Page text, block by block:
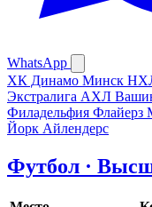
WhatsApp
ХК Динамо Минск
Экстралига АХЛ
Филадельфия Флайерз
Йорк Айлендерс
Футбол ·